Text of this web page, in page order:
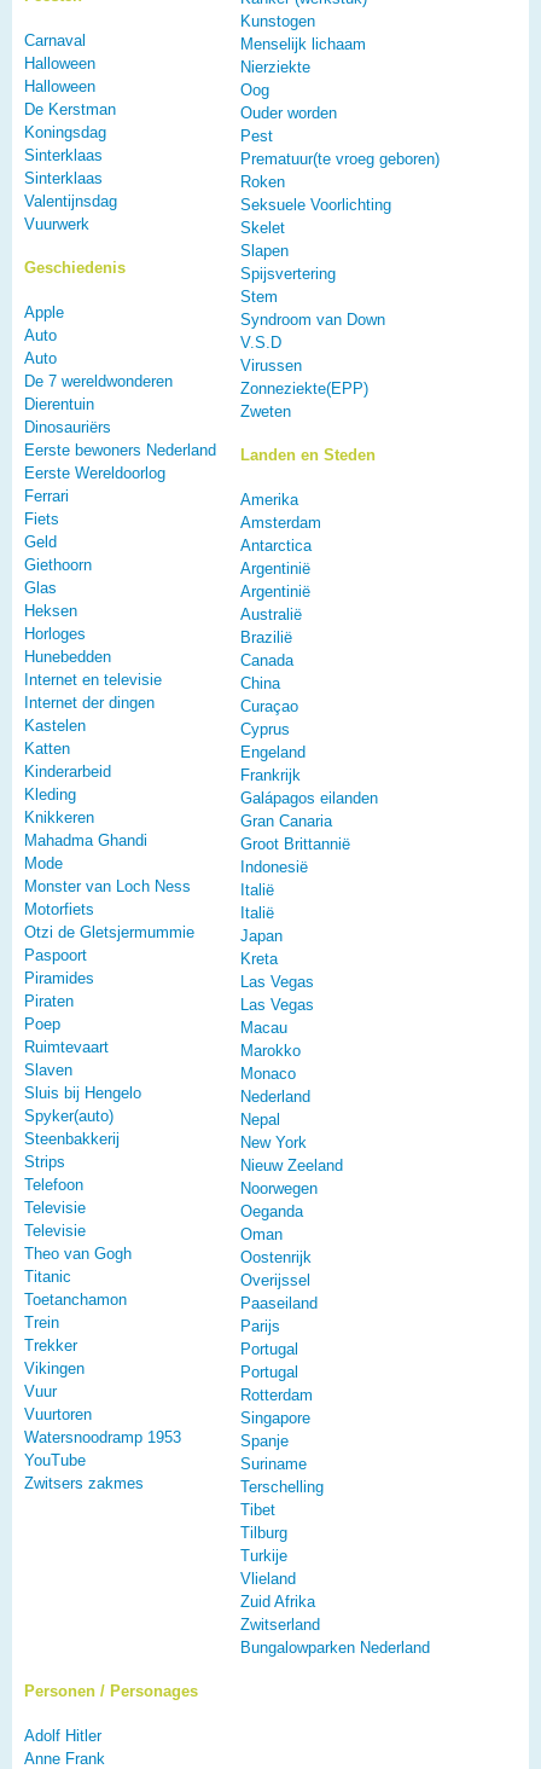
Carnaval
Halloween
Halloween
De Kerstman
Koningsdag
Sinterklaas
Sinterklaas
Valentijnsdag
Vuurwerk
Geschiedenis
Apple
Auto
Auto
De 7 wereldwonderen
Dierentuin
Dinosauriërs
Eerste bewoners Nederland
Eerste Wereldoorlog
Ferrari
Fiets
Geld
Giethoorn
Glas
Heksen
Horloges
Hunebedden
Internet en televisie
Internet der dingen
Kastelen
Katten
Kinderarbeid
Kleding
Knikkeren
Mahadma Ghandi
Mode
Monster van Loch Ness
Motorfiets
Otzi de Gletsjermummie
Paspoort
Piramides
Piraten
Poep
Ruimtevaart
Slaven
Sluis bij Hengelo
Spyker(auto)
Steenbakkerij
Strips
Telefoon
Televisie
Televisie
Theo van Gogh
Titanic
Toetanchamon
Trein
Trekker
Vikingen
Vuur
Vuurtoren
Watersnoodramp 1953
YouTube
Zwitsers zakmes
Kunstogen
Menselijk lichaam
Nierziekte
Oog
Ouder worden
Pest
Prematuur(te vroeg geboren)
Roken
Seksuele Voorlichting
Skelet
Slapen
Spijsvertering
Stem
Syndroom van Down
V.S.D
Virussen
Zonneziekte(EPP)
Zweten
Landen en Steden
Amerika
Amsterdam
Antarctica
Argentinië
Argentinië
Australië
Brazilië
Canada
China
Curaçao
Cyprus
Engeland
Frankrijk
Galápagos eilanden
Gran Canaria
Groot Brittannië
Indonesië
Italië
Italië
Japan
Kreta
Las Vegas
Las Vegas
Macau
Marokko
Monaco
Nederland
Nepal
New York
Nieuw Zeeland
Noorwegen
Oeganda
Oman
Oostenrijk
Overijssel
Paaseiland
Parijs
Portugal
Portugal
Rotterdam
Singapore
Spanje
Suriname
Terschelling
Tibet
Tilburg
Turkije
Vlieland
Zuid Afrika
Zwitserland
Bungalowparken Nederland
Personen / Personages
Adolf Hitler
Anne Frank